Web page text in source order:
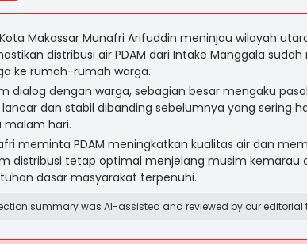
Makassar Munafri Arifuddin meninjau wilayah
distribusi air PDAM dari Intake Manggala
ke rumah-rumah warga.
dialog dengan warga, sebagian besar mengaku
dan stabil dibanding sebelumnya yang sering
malam hari.
meminta PDAM meningkatkan kualitas air dan
distribusi tetap optimal menjelang musim kemarau
dasar masyarakat terpenuhi.
summary was AI-assisted and reviewed by our editorial